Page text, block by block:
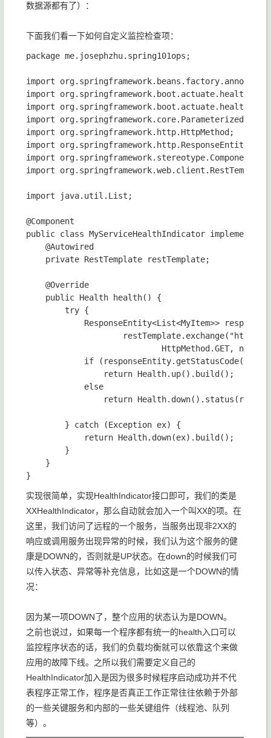
数据源都有了）：
下面我们看一下如何自定义监控检查项：
package me.josephzhu.spring101ops;
import
import
import
import
import org.springframework.http.HttpMethod;
import org.springframework.http.ResponseEntity;
import org.springframework.stereotype.Component;
import
import java.util.List;
@Component
public class MyServiceHealthIndicator implements
    @Autowired
    private RestTemplate restTemplate;
    @Override
    public Health health() {
        try {
ResponseEntity<List<MyItem>>
HttpMethod.GET, null,
if
                return Health.up().build();
            else
return
        } catch (Exception ex) {
            return Health.down(ex).build();
        }
    }
实现很简单，实现HealthIndicator接口即可，我们的类是
XXHealthIndicator，那么自动就会加入一个叫XX的项。在
这里，我们访问了远程的一个服务，当服务出现非2XX的
响应或调用服务出现异常的时候，我们认为这个服务的健
康是DOWN的，否则就是UP状态。在down的时候我们可
以传入状态、异常等补充信息，比如这是一个DOWN的情
况：
因为某一项DOWN了，整个应用的状态认为是DOWN。
之前也说过，如果每一个程序都有统一的health入口可以
监控程序状态的话，我们的负载均衡就可以依靠这个来做
应用的故障下线。之所以我们需要定义自己的
HealthIndicator加入是因为很多时候程序启动成功并不代
表程序正常工作，程序是否真正工作正常往往依赖于外部
的一些关键服务和内部的一些关键组件（线程池、队列
等）。